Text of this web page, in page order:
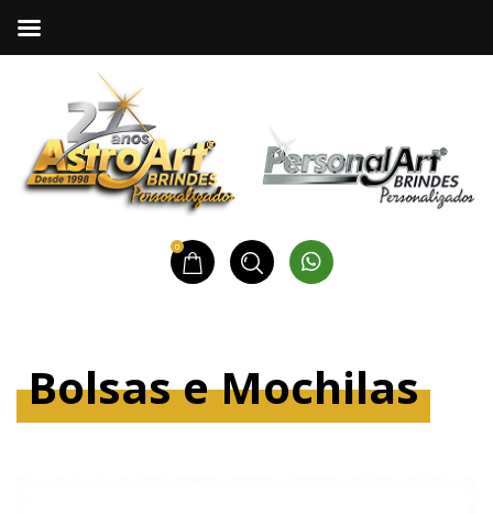
0
Bolsas e Mochilas